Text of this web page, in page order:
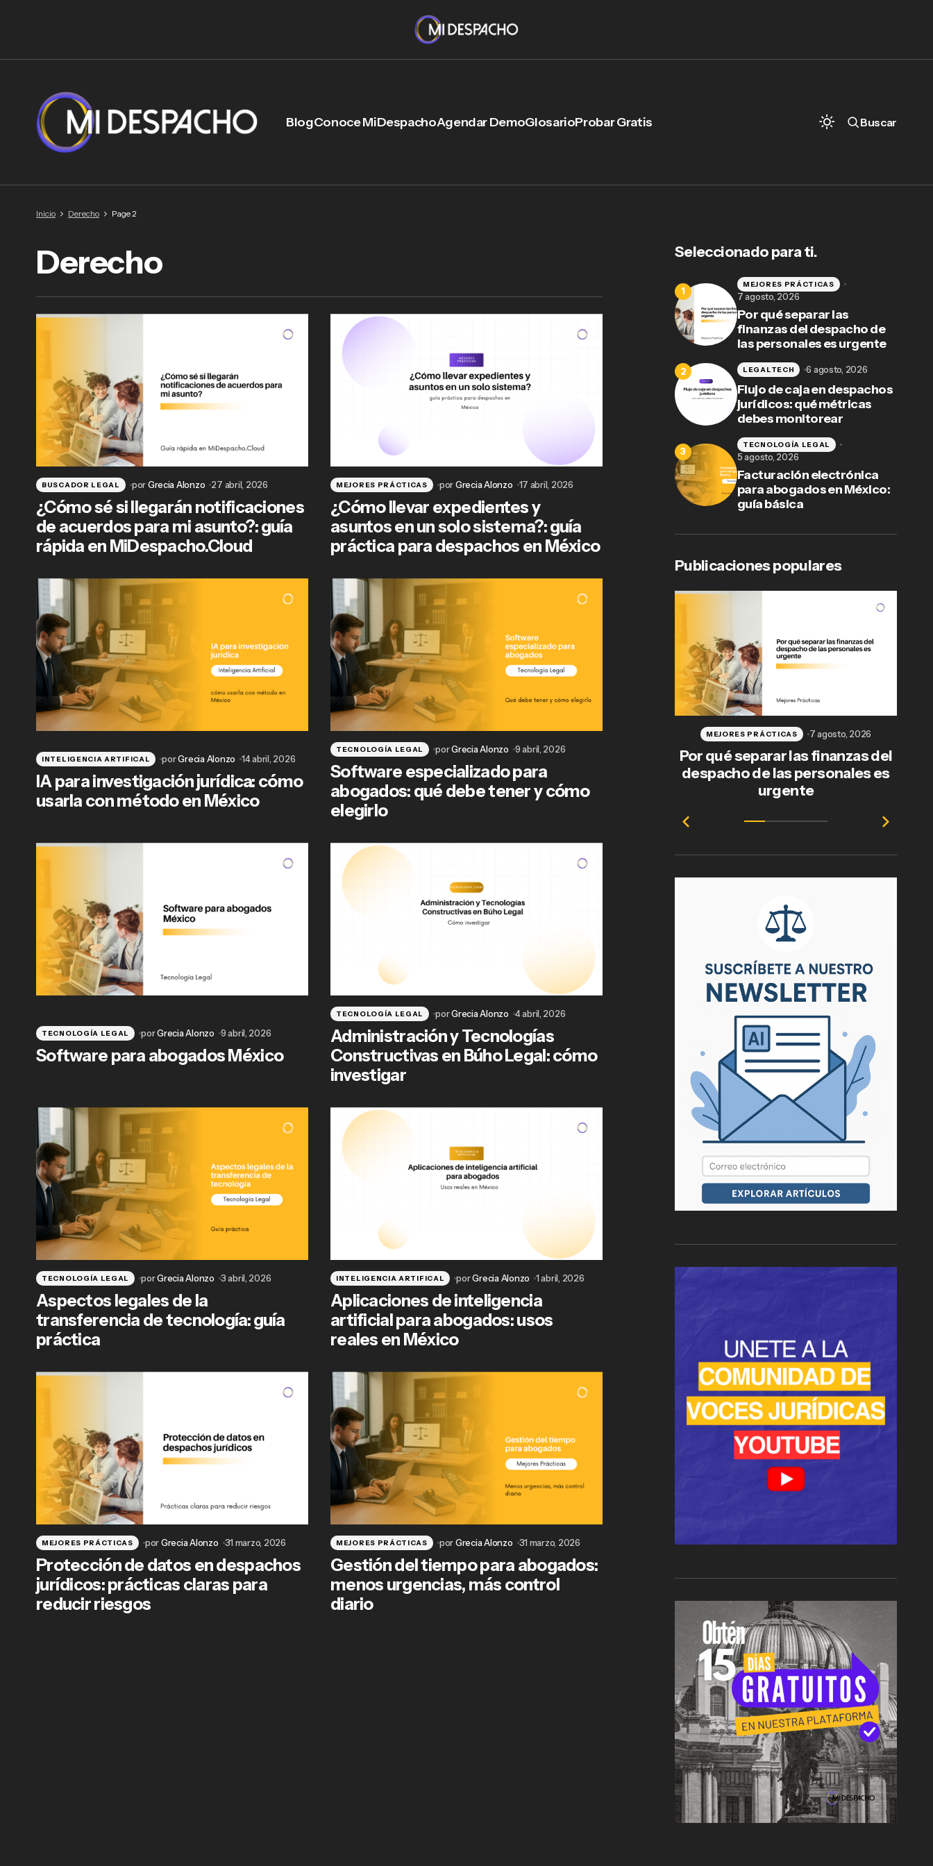
BlogConoce MiDespachoAgendar DemoGlosarioProbar Gratis Buscar
Inicio Derecho Page 2
Derecho
BUSCADOR LEGAL porGrecia Alonzo 27 abril, 2026
¿Cómo sé si llegarán notificaciones
de acuerdos para mi asunto?: guía
rápida en MiDespacho.Cloud
MEJORES PRÁCTICAS porGrecia Alonzo 17 abril, 2026
¿Cómo llevar expedientes y
asuntos en un solo sistema?: guía
práctica para despachos en México
INTELIGENCIA ARTIFICAL porGrecia Alonzo 14 abril, 2026
IA para investigación jurídica: cómo
usarla con método en México
TECNOLOGÍA LEGAL porGrecia Alonzo 9 abril, 2026
Software especializado para
abogados: qué debe tener y cómo
elegirlo
TECNOLOGÍA LEGAL porGrecia Alonzo 9 abril, 2026
Software para abogados México
TECNOLOGÍA LEGAL porGrecia Alonzo 4 abril, 2026
Administración y Tecnologías
Constructivas en Búho Legal: cómo
investigar
TECNOLOGÍA LEGAL porGrecia Alonzo 3 abril, 2026
Aspectos legales de la
transferencia de tecnología: guía
práctica
INTELIGENCIA ARTIFICAL porGrecia Alonzo 1 abril, 2026
Aplicaciones de inteligencia
artificial para abogados: usos
reales en México
MEJORES PRÁCTICAS porGrecia Alonzo 31 marzo, 2026
Protección de datos en despachos
jurídicos: prácticas claras para
reducir riesgos
MEJORES PRÁCTICAS porGrecia Alonzo 31 marzo, 2026
Gestión del tiempo para abogados:
menos urgencias, más control
diario
Seleccionado para ti.
Por qué separar las
finanzas del despacho de
las personales es urgente
MEJORES PRÁCTICAS
7 agosto, 2026
Flujo de caja en despachos
jurídicos: qué métricas
debes monitorear
LEGALTECH 6 agosto, 2026
Facturación electrónica
para abogados en México:
guía básica
TECNOLOGÍA LEGAL
5 agosto, 2026
Publicaciones populares
Por qué separar las finanzas del
despacho de las personales es
urgente
MEJORES PRÁCTICAS 7 agosto, 2026